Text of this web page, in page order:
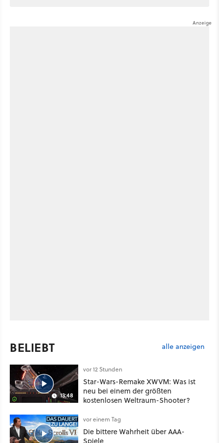
BELIEBT alle anzeigen
13:48
vor 12 Stunden
Star-Wars-Remake XWVM: Was ist
neu bei einem der größten
kostenlosen Weltraum-Shooter?
vor einem Tag
Die bittere Wahrheit über AAA-
Spiele